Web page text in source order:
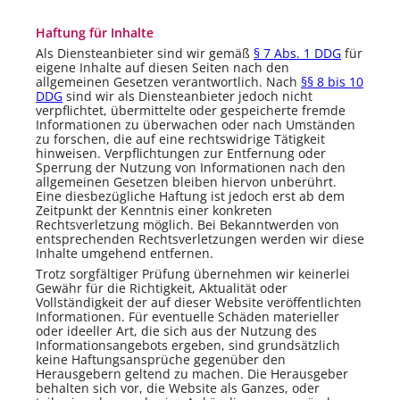
Haftung für Inhalte
Als Diensteanbieter sind wir gemäß § 7 Abs. 1 DDG für
eigene Inhalte auf diesen Seiten nach den
allgemeinen Gesetzen verantwortlich. Nach §§ 8 bis 10
DDG sind wir als Diensteanbieter jedoch nicht
verpflichtet, übermittelte oder gespeicherte fremde
Informationen zu überwachen oder nach Umständen
zu forschen, die auf eine rechtswidrige Tätigkeit
hinweisen. Verpflichtungen zur Entfernung oder
Sperrung der Nutzung von Informationen nach den
allgemeinen Gesetzen bleiben hiervon unberührt.
Eine diesbezügliche Haftung ist jedoch erst ab dem
Zeitpunkt der Kenntnis einer konkreten
Rechtsverletzung möglich. Bei Bekanntwerden von
entsprechenden Rechtsverletzungen werden wir diese
Inhalte umgehend entfernen.
Trotz sorgfältiger Prüfung übernehmen wir keinerlei
Gewähr für die Richtigkeit, Aktualität oder
Vollständigkeit der auf dieser Website veröffentlichten
Informationen. Für eventuelle Schäden materieller
oder ideeller Art, die sich aus der Nutzung des
Informationsangebots ergeben, sind grundsätzlich
keine Haftungsansprüche gegenüber den
Herausgebern geltend zu machen. Die Herausgeber
behalten sich vor, die Website als Ganzes, oder